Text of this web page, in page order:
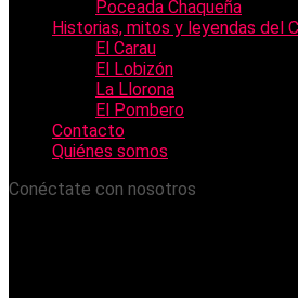
Poceada Chaqueña
Historias, mitos y leyendas del
El Carau
El Lobizón
La Llorona
El Pombero
Contacto
Quiénes somos
Conéctate con nosotros